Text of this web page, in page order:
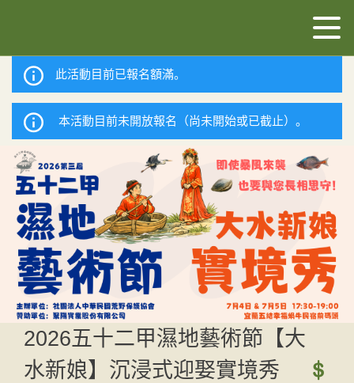
此活動目前已報名額滿。
本活動目前未開放報名（尚未開始或已截止）。
2026五十二甲濕地藝術節【大
水新娘】沉浸式迎娶實境秀